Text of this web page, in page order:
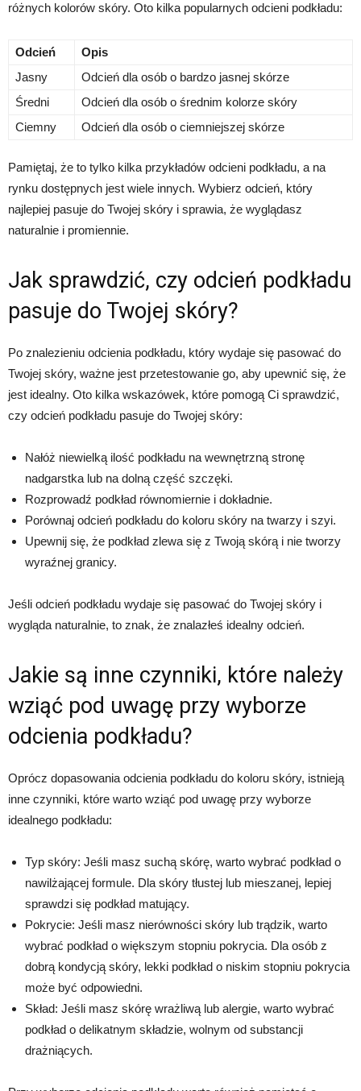
różnych kolorów skóry. Oto kilka popularnych odcieni podkładu:
Odcień
Opis
Jasny
Odcień dla osób o bardzo jasnej skórze
Średni
Odcień dla osób o średnim kolorze skóry
Ciemny
Odcień dla osób o ciemniejszej skórze
Pamiętaj, że to tylko kilka przykładów odcieni podkładu, a na
rynku dostępnych jest wiele innych. Wybierz odcień, który
najlepiej pasuje do Twojej skóry i sprawia, że wyglądasz
naturalnie i promiennie.
Jak sprawdzić, czy odcień podkładu
pasuje do Twojej skóry?
Po znalezieniu odcienia podkładu, który wydaje się pasować do
Twojej skóry, ważne jest przetestowanie go, aby upewnić się, że
jest idealny. Oto kilka wskazówek, które pomogą Ci sprawdzić,
czy odcień podkładu pasuje do Twojej skóry:
Nałóż niewielką ilość podkładu na wewnętrzną stronę
nadgarstka lub na dolną część szczęki.
Rozprowadź podkład równomiernie i dokładnie.
Porównaj odcień podkładu do koloru skóry na twarzy i szyi.
Upewnij się, że podkład zlewa się z Twoją skórą i nie tworzy
wyraźnej granicy.
Jeśli odcień podkładu wydaje się pasować do Twojej skóry i
wygląda naturalnie, to znak, że znalazłeś idealny odcień.
Jakie są inne czynniki, które należy
wziąć pod uwagę przy wyborze
odcienia podkładu?
Oprócz dopasowania odcienia podkładu do koloru skóry, istnieją
inne czynniki, które warto wziąć pod uwagę przy wyborze
idealnego podkładu:
Typ skóry: Jeśli masz suchą skórę, warto wybrać podkład o
nawilżającej formule. Dla skóry tłustej lub mieszanej, lepiej
sprawdzi się podkład matujący.
Pokrycie: Jeśli masz nierówności skóry lub trądzik, warto
wybrać podkład o większym stopniu pokrycia. Dla osób z
dobrą kondycją skóry, lekki podkład o niskim stopniu pokrycia
może być odpowiedni.
Skład: Jeśli masz skórę wrażliwą lub alergie, warto wybrać
podkład o delikatnym składzie, wolnym od substancji
drażniących.